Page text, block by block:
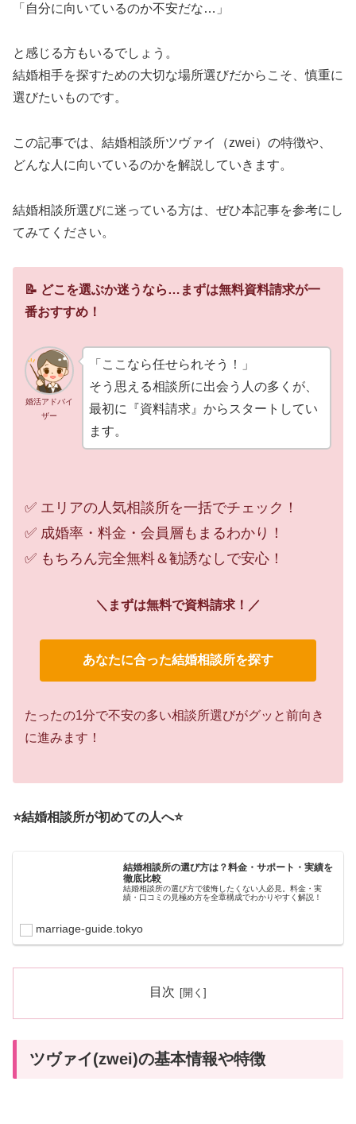
「自分に向いているのか不安だな…」
と感じる方もいるでしょう。
結婚相手を探すための大切な場所選びだからこそ、慎重に
選びたいものです。
この記事では、結婚相談所ツヴァイ（zwei）の特徴や、
どんな人に向いているのかを解説していきます。
結婚相談所選びに迷っている方は、ぜひ本記事を参考にし
てみてください。
📝 どこを選ぶか迷うなら…まずは無料資料請求が一
番おすすめ！
婚活アドバイ
ザー
「ここなら任せられそう！」
そう思える相談所に出会う人の多くが、
最初に『資料請求』からスタートしてい
ます。
✅ エリアの人気相談所を一括でチェック！
✅ 成婚率・料金・会員層もまるわかり！
✅ もちろん完全無料＆勧誘なしで安心！
＼まずは無料で資料請求！／
あなたに合った結婚相談所を探す
たったの1分で不安の多い相談所選びがグッと前向き
に進みます！
⭐️結婚相談所が初めての人へ⭐️
結婚相談所の選び方は？料金・サポート・実績を
徹底比較
結婚相談所の選び方で後悔したくない人必見。料金・実
績・口コミの見極め方を全章構成でわかりやすく解説！
marriage-guide.tokyo
目次
ツヴァイ(zwei)の基本情報や特徴